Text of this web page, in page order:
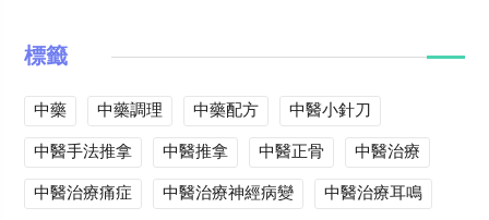
標籤
中藥 中藥調理 中藥配方
中醫小針刀
中醫手法推拿
中醫推拿 中醫正骨
中醫治療
中醫治療痛症
中醫治療神經病變
中醫治療耳鳴